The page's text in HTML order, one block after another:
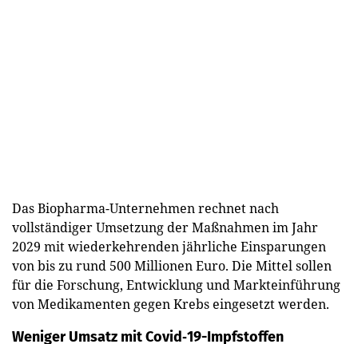
Das Biopharma-Unternehmen rechnet nach
vollständiger Umsetzung der Maßnahmen im Jahr
2029 mit wiederkehrenden jährliche Einsparungen
von bis zu rund 500 Millionen Euro. Die Mittel sollen
für die Forschung, Entwicklung und Markteinführung
von Medikamenten gegen Krebs eingesetzt werden.
Weniger Umsatz mit Covid‑19-Impfstoffen